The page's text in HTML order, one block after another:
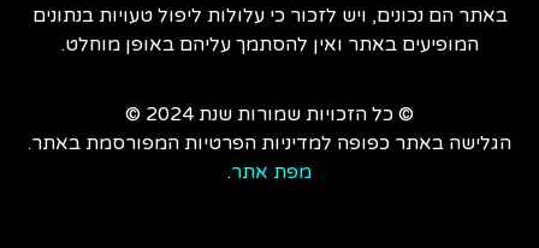
באתר הם נכונים, ויש לזכור כי עלולות ליפול טעויות בנתונים
המופיעים באתר ואין להסתמך עליהם באופן מוחלט.
© כל הזכויות שמורות שנת 2024 ©
הגלישה באתר כפופה למדיניות הפרטיות המפורסמת באתר.
מפת אתר.